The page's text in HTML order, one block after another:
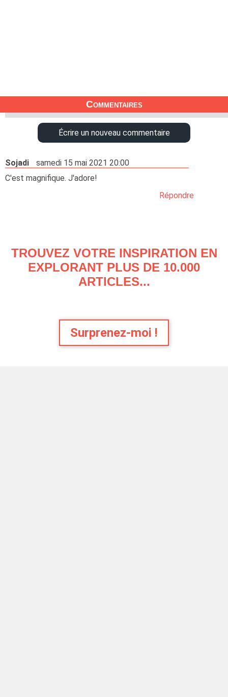
Commentaires
Écrire un nouveau commentaire
Sojadi
samedi 15 mai 2021 20:00
C'est magnifique. J'adore!
Répondre
TROUVEZ VOTRE INSPIRATION EN
EXPLORANT PLUS DE 10.000
ARTICLES...
Surprenez-moi !